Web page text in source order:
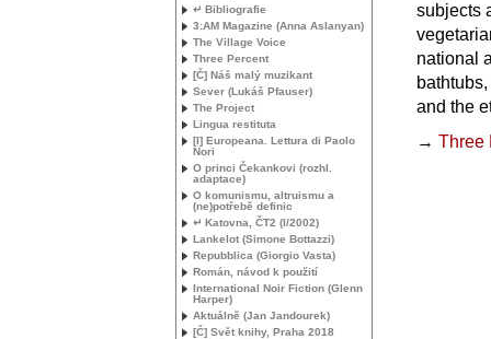
subjects
national
and the
→ Three
↵ Bibliografie
3:AM Magazine (Anna Aslanyan)
The Village Voice
Three Percent
[Č] Náš malý muzikant
Sever (Lukáš Pfauser)
The Project
Lingua restituta
[I] Europeana. Lettura di Paolo
Nori
O princi Čekankovi (rozhl.
adaptace)
O komunismu, altruismu a
(ne)potřebě definic
↵ Katovna, ČT2 (I/2002)
Lankelot (Simone Bottazzi)
Repubblica (Giorgio Vasta)
Román, návod k použití
International Noir Fiction (Glenn
Harper)
Aktuálně (Jan Jandourek)
[Č] Svět knihy, Praha 2018